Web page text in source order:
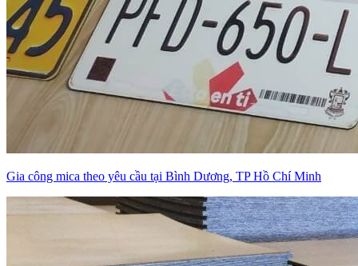
Gia công mica theo yêu cầu tại Bình Dương, TP Hồ Chí Minh